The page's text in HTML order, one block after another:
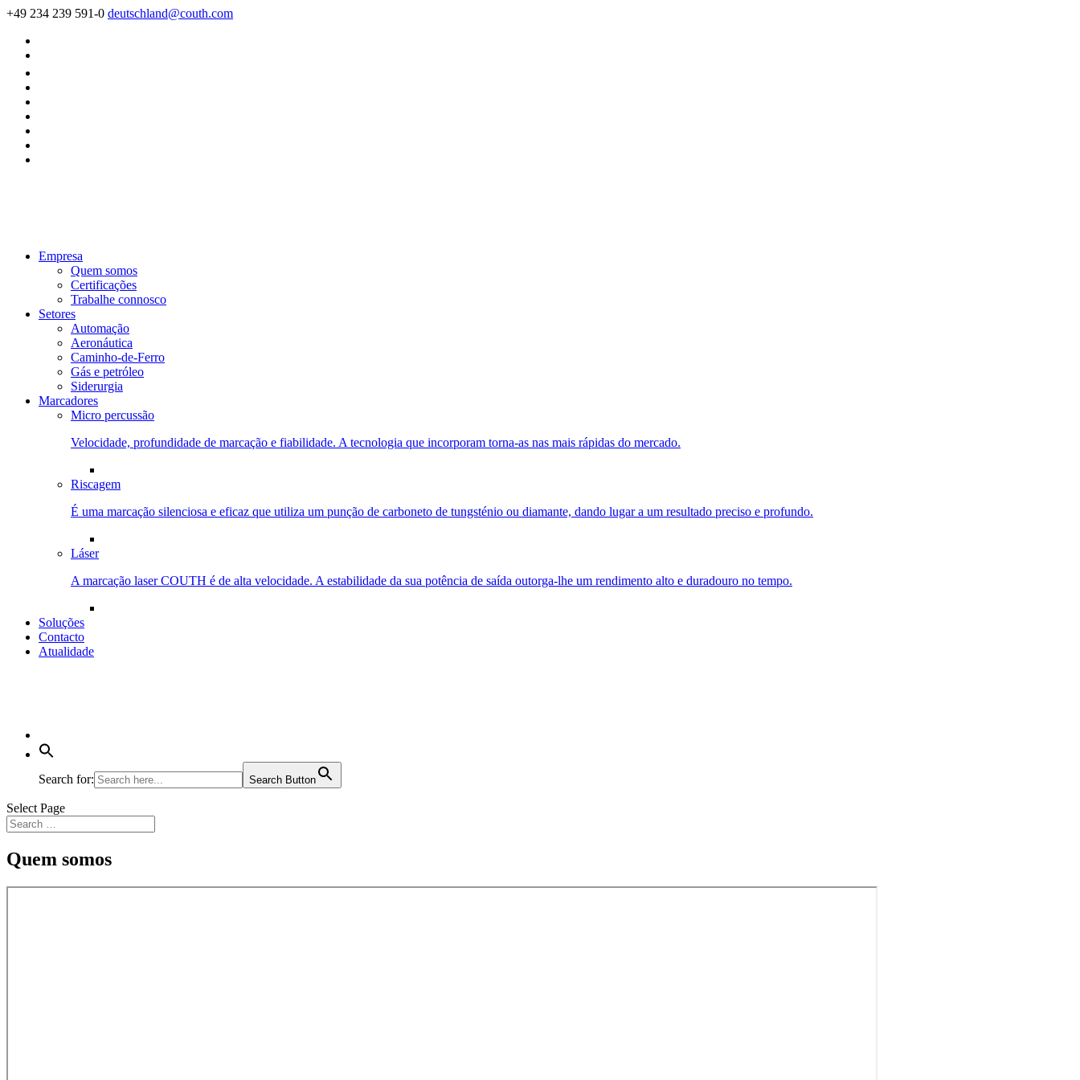
+49 234 239 591-0 deutschland@couth.com
Empresa
Quem somos
Certificações
Trabalhe connosco
Setores
Automação
Aeronáutica
Caminho-de-Ferro
Gás e petróleo
Siderurgia
Marcadores
Micro percussão
Velocidade, profundidade de marcação e fiabilidade. A tecnologia que incorporam torna-as nas mais rápidas do mercado.
Riscagem
É uma marcação silenciosa e eficaz que utiliza um punção de carboneto de tungsténio ou diamante, dando lugar a um resultado preciso e profundo.
Láser
A marcação laser COUTH é de alta velocidade. A estabilidade da sua potência de saída outorga-lhe um rendimento alto e duradouro no tempo.
Soluções
Contacto
Atualidade
Search for: Search Button
Select Page
Quem somos